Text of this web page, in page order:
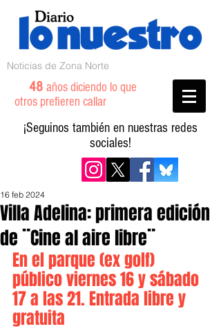
Noticias de Zona Norte
48 años diciendo lo que
otros prefieren callar
¡Seguinos también en nuestras redes
sociales!
Villa Adelina: primera edición
de ¨Cine al aire libre¨
16 feb 2024
En el parque (ex golf)
público viernes 16 y sábado
17 a las 21. Entrada libre y
gratuita